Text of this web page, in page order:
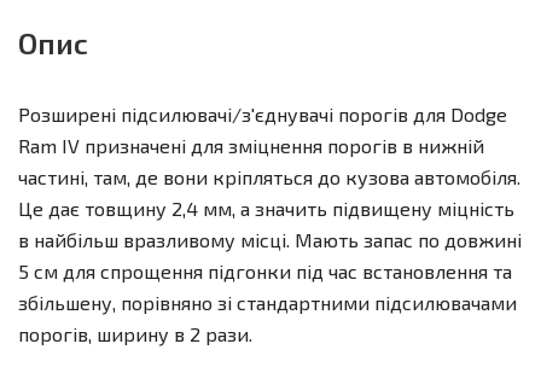
Опис
Розширені підсилювачі/з'єднувачі порогів для Dodge
Ram IV призначені для зміцнення порогів в нижній
частині, там, де вони кріпляться до кузова автомобіля.
Це дає товщину 2,4 мм, а значить підвищену міцність
в найбільш вразливому місці. Мають запас по довжині
5 см для спрощення підгонки під час встановлення та
збільшену, порівняно зі стандартними підсилювачами
порогів, ширину в 2 рази.